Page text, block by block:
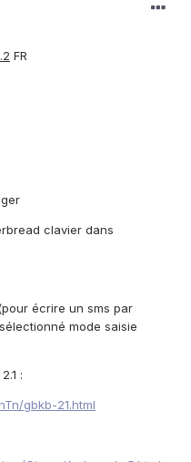
FR
clavier dans
écrire un sms par
mode saisie
:
gbkb-21.html